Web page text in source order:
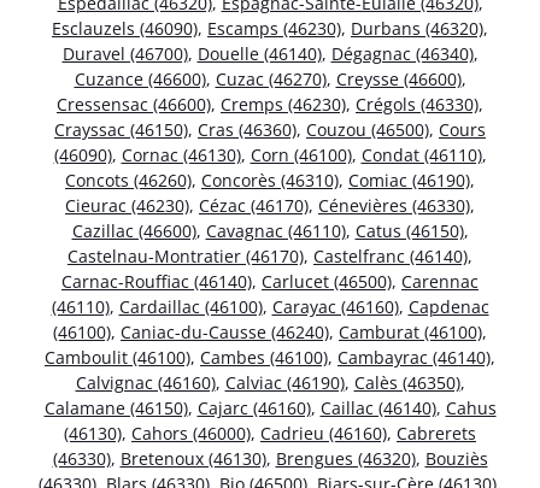
Esclauzels (46090), Escamps (46230), Durbans (46320),
Duravel (46700), Douelle (46140), Dégagnac (46340),
Cuzance (46600), Cuzac (46270), Creysse (46600),
Cressensac (46600), Cremps (46230), Crégols (46330),
Crayssac (46150), Cras (46360), Couzou (46500), Cours
(46090), Cornac (46130), Corn (46100), Condat (46110),
Concots (46260), Concorès (46310), Comiac (46190),
Cieurac (46230), Cézac (46170), Cénevières (46330),
Cazillac (46600), Cavagnac (46110), Catus (46150),
Castelnau-Montratier (46170), Castelfranc (46140),
Carnac-Rouffiac (46140), Carlucet (46500), Carennac
(46110), Cardaillac (46100), Carayac (46160), Capdenac
(46100), Caniac-du-Causse (46240), Camburat (46100),
Camboulit (46100), Cambes (46100), Cambayrac (46140),
Calvignac (46160), Calviac (46190), Calès (46350),
Calamane (46150), Cajarc (46160), Caillac (46140), Cahus
(46130), Cahors (46000), Cadrieu (46160), Cabrerets
(46330), Bretenoux (46130), Brengues (46320), Bouziès